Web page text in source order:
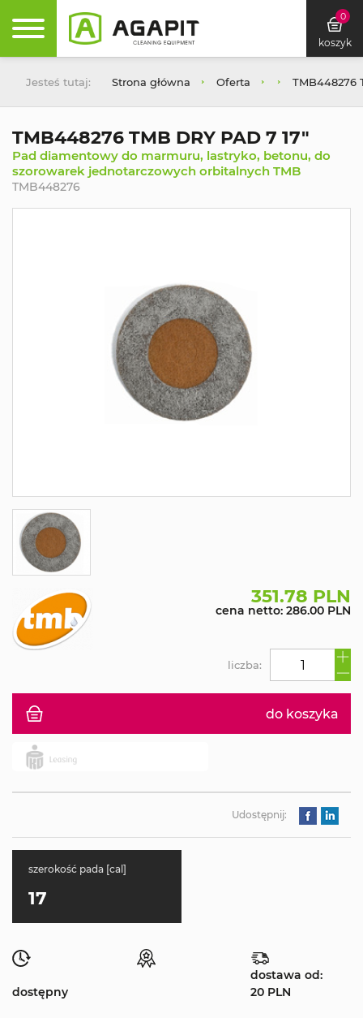
0
koszyk
Jesteś tutaj: Strona główna Oferta TMB448276
TMB448276 TMB DRY PAD 7 17"
Pad diamentowy do marmuru, lastryko, betonu, do
szorowarek jednotarczowych orbitalnych TMB
TMB448276
351.78 PLN
cena netto: 286.00 PLN
do koszyka
liczba:
Udostępnij:
szerokość pada [cal]
17
dostępny
dostawa od:
20 PLN